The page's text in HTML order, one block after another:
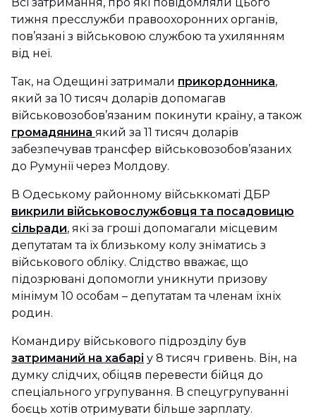
Всі затримання, про які повідомляли цього
тижня пресслужби правоохоронних органів,
пов’язані з військовою службою та ухилянням
від неї.
Так, на Одещині затримали прикордонника,
який за 10 тисяч доларів допомагав
військовозобов’язаним покинути країну, а також
громадянина який за 11 тисяч доларів
забезпечував трансфер військовозобов’язаних
до Румунії через Молдову.
В Одеському районному військкоматі ДБР
викрили військовослужбовця та посадовицю
сільради, які за гроші допомагали місцевим
депутатам та їх близькому колу зніматись з
військового обліку. Слідство вважає, що
підозрювані допомогли уникнути призову
мінімум 10 особам – депутатам та членам їхніх
родин.
Командиру військового підрозділу був
затриманий на хабарі у 8 тисяч гривень. Він, на
думку слідчих, обіцяв перевести бійця до
спеціального угрупування. В спецугрупуванні
боєць хотів отримувати більше зарплату.